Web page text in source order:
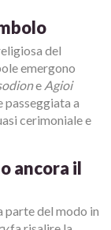
del
emergono
e Agioi
passeggiata a
cerimoniale e
ancora il
parte del modo in